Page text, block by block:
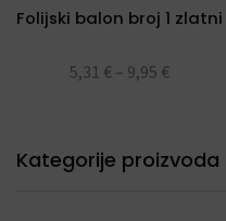
Folijski balon broj 1 zlatni
5,31 € – 9,95 €
Kategorije proizvoda